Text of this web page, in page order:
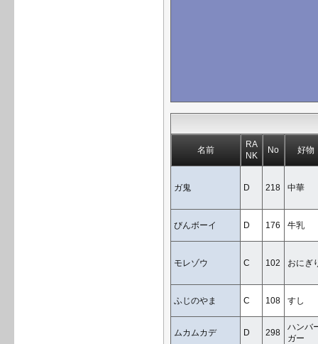
名前
RA
NK
No 好物
ガ鬼 D 218 中華
びんボーイ D 176 牛乳
モレゾウ C 102 おにぎ
ふじのやま C 108 すし
ムカムカデ D 298
ハンバ
ガー